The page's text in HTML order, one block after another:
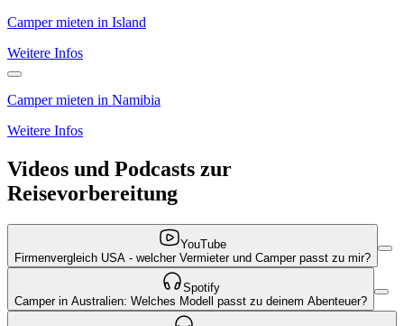
Camper mieten in Island
Weitere Infos
Camper mieten in Namibia
Weitere Infos
Videos und Podcasts zur
Reisevorbereitung
YouTube
Firmenvergleich USA - welcher Vermieter und Camper passt zu mir?
Spotify
Camper in Australien: Welches Modell passt zu deinem Abenteuer?